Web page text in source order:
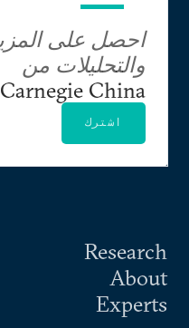
Research
About
Experts
احصل على
والتحليلات من
Carnegie China
اشترك